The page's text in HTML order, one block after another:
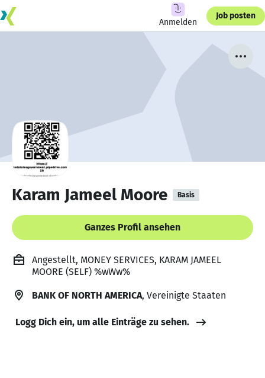
Anmelden
Job posten
Karam Jameel Moore Basis
Ganzes Profil ansehen
Angestellt, MONEY SERVICES, KARAM JAMEEL
MOORE (SELF) %wWw%
BANK OF NORTH AMERICA, Vereinigte Staaten
Logg Dich ein, um alle Einträge zu sehen.